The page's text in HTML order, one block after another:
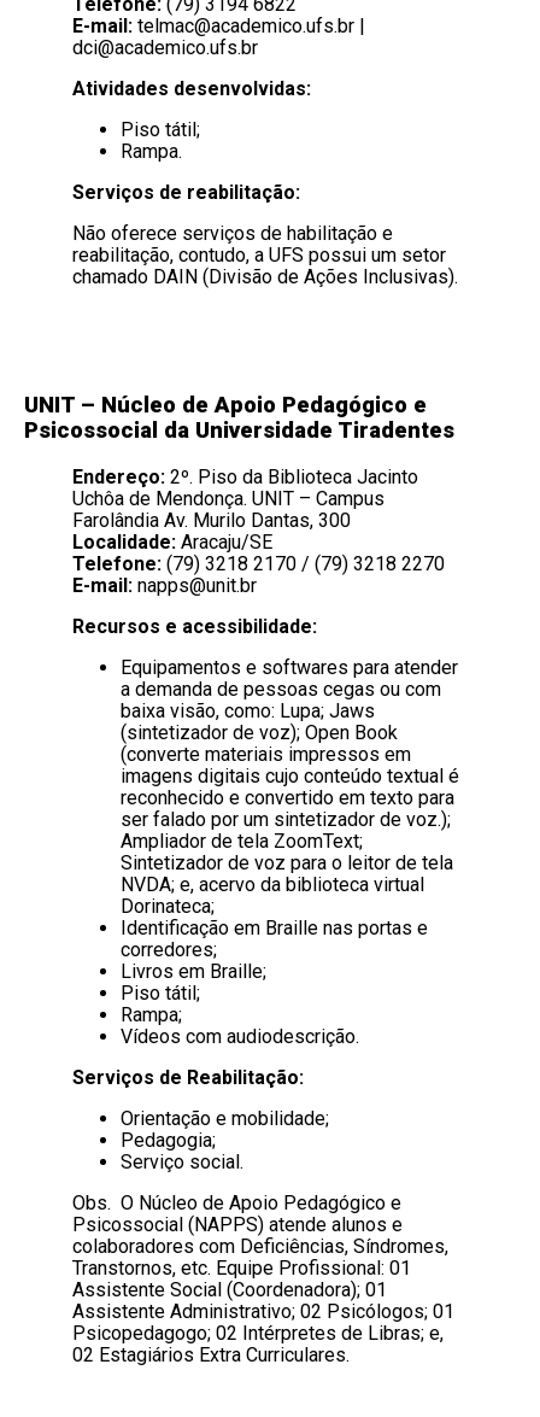
E-mail: telmac@academico.ufs.br
dci@academico.ufs.br
Atividades desenvolvidas:
Piso tátil;
Rampa.
Serviços de reabilitação:
Não oferece serviços de habilitação e
reabilitação, contudo, a UFS possui um setor
chamado DAIN (Divisão de Ações Inclusivas).
UNIT – Núcleo de Apoio Pedagógico e
Psicossocial da Universidade Tiradentes
Endereço: 2º. Piso da Biblioteca Jacinto
Uchôa de Mendonça. UNIT – Campus
Farolândia Av. Murilo Dantas, 300
Localidade: Aracaju/SE
Telefone: (79) 3218 2170 / (79) 3218 2270
E-mail: napps@unit.br
Recursos e acessibilidade:
Equipamentos e softwares para atender
a demanda de pessoas cegas ou com
baixa visão, como: Lupa; Jaws
(sintetizador de voz); Open Book
(converte materiais impressos em
imagens digitais cujo conteúdo textual é
reconhecido e convertido em texto para
ser falado por um sintetizador de voz.);
Ampliador de tela ZoomText;
Sintetizador de voz para o leitor de tela
NVDA; e, acervo da biblioteca virtual
Dorinateca;
Identificação em Braille nas portas e
corredores;
Livros em Braille;
Piso tátil;
Rampa;
Vídeos com audiodescrição.
Serviços de Reabilitação:
Orientação e mobilidade;
Pedagogia;
Serviço social.
Obs. O Núcleo de Apoio Pedagógico e
Psicossocial (NAPPS) atende alunos e
colaboradores com Deficiências, Síndromes,
Transtornos, etc. Equipe Profissional: 01
Assistente Social (Coordenadora); 01
Assistente Administrativo; 02 Psicólogos; 01
Psicopedagogo; 02 Intérpretes de Libras; e,
02 Estagiários Extra Curriculares.